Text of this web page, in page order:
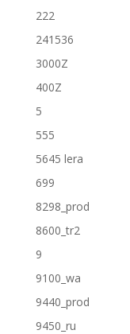
222
241536
3000Z
400Z
5
555
5645 lera
699
8298_prod
8600_tr2
9
9100_wa
9440_prod
9450_ru